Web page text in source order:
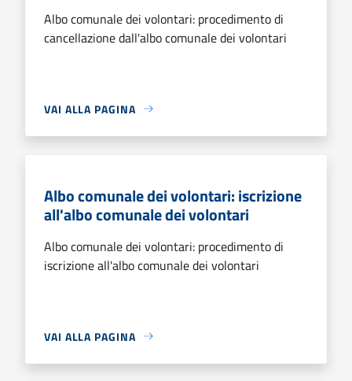
Albo comunale dei volontari: procedimento di
cancellazione dall'albo comunale dei volontari
VAI ALLA PAGINA
Albo comunale dei volontari: iscrizione
all'albo comunale dei volontari
Albo comunale dei volontari: procedimento di
iscrizione all'albo comunale dei volontari
VAI ALLA PAGINA